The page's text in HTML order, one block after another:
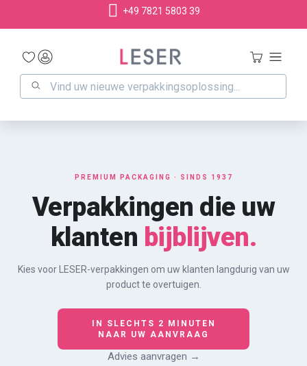
+49 7821 5803 39
PREMIUM PACKAGING · SINDS 1937
Verpakkingen die uw
klanten bijblijven.
Kies voor LESER-verpakkingen om uw klanten langdurig van uw
product te overtuigen.
IN SLECHTS 2 MINUTEN
NAAR UW AANVRAAG
Advies aanvragen →